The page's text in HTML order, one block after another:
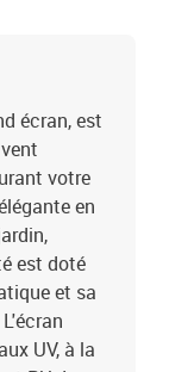
écran, est
votre
en
est doté
et sa
UV, à la